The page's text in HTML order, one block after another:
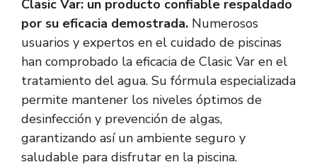
Clasic Var: un producto confiable respaldado
por su eficacia demostrada. Numerosos
usuarios y expertos en el cuidado de piscinas
han comprobado la eficacia de Clasic Var en el
tratamiento del agua. Su fórmula especializada
permite mantener los niveles óptimos de
desinfección y prevención de algas,
garantizando así un ambiente seguro y
saludable para disfrutar en la piscina.